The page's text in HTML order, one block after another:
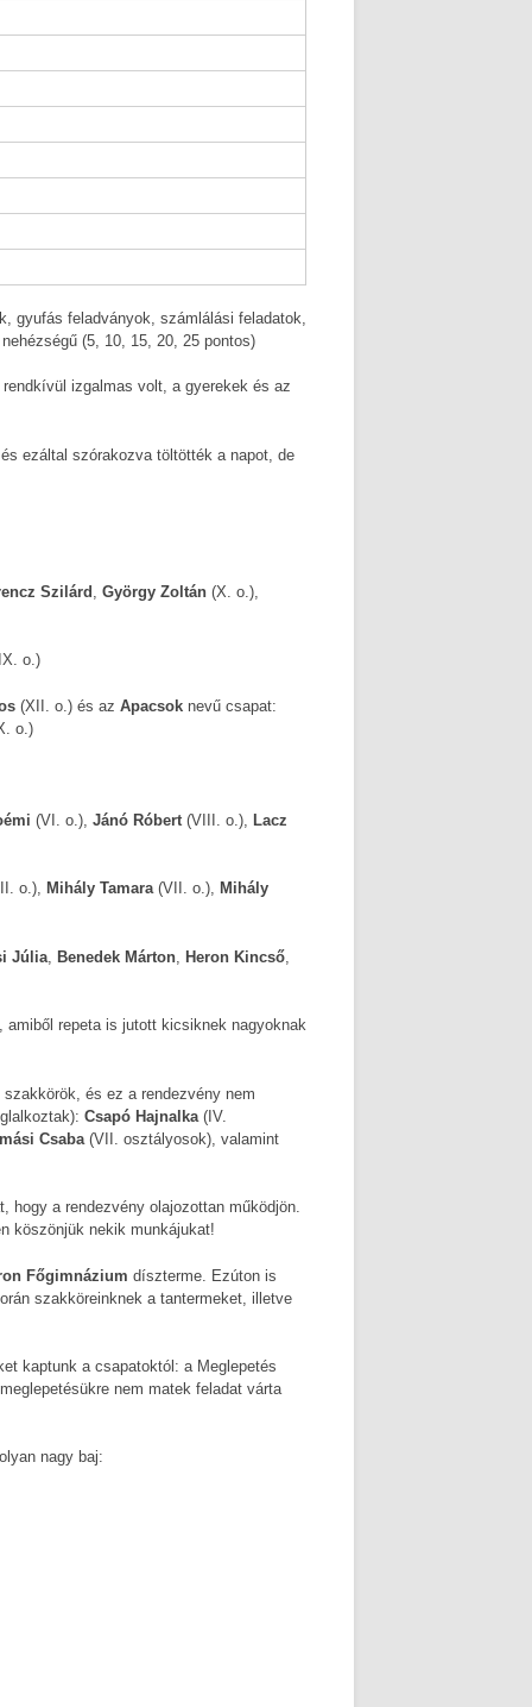
gyufás feladványok, számlálási feladatok,
(5, 10, 15, 20, 25 pontos)
izgalmas volt, a gyerekek és az
ezáltal szórakozva töltötték a napot, de
Szilárd György Zoltán (X. o.),
o.)
(XII. o.) és az Apacsok nevű csapat:
o.)
(VI. o.), Jánó Róbert (VIII. o.), Lacz
o.), Mihály Tamara(VII. o.), Mihály
Júlia Benedek Márton Heron Kincső
, amiből repeta is jutott kicsiknek nagyoknak
és ez a rendezvény nem
Csapó Hajnalka (IV.
Csaba (VII. osztályosok), valamint
hogy a rendezvény olajozottan működjön.
köszönjük nekik munkájukat!
Főgimnázium díszterme. Ezúton is
szakköreinknek a tantermeket, illetve
kaptunk a csapatoktól: a Meglepetés
nem matek feladat várta
nagy baj: